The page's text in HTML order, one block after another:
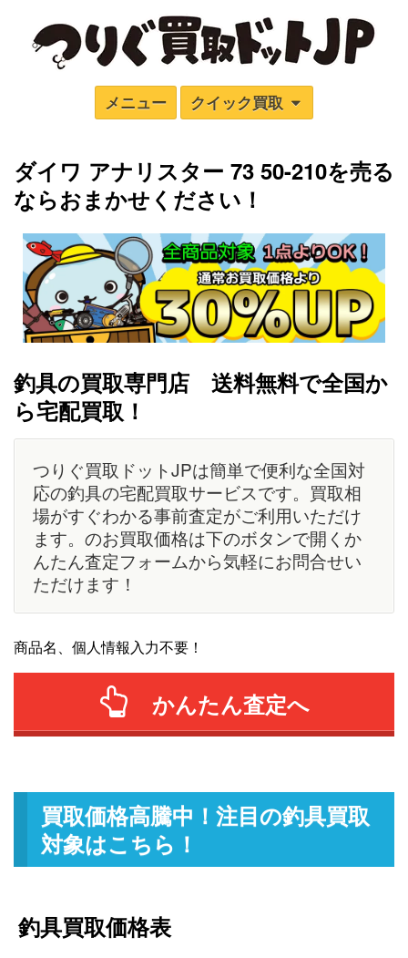
メニュー クイック買取
ダイワ アナリスター 73 50-210を売る
ならおまかせください！
釣具の買取専門店 送料無料で全国か
ら宅配買取！
つりぐ買取ドットJPは簡単で便利な全国対
応の釣具の宅配買取サービスです。買取相
場がすぐわかる事前査定がご利用いただけ
ます。のお買取価格は下のボタンで開くか
んたん査定フォームから気軽にお問合せい
ただけます！
商品名、個人情報入力不要！
かんたん査定へ
買取価格高騰中！注目の釣具買取
対象はこちら！
釣具買取価格表